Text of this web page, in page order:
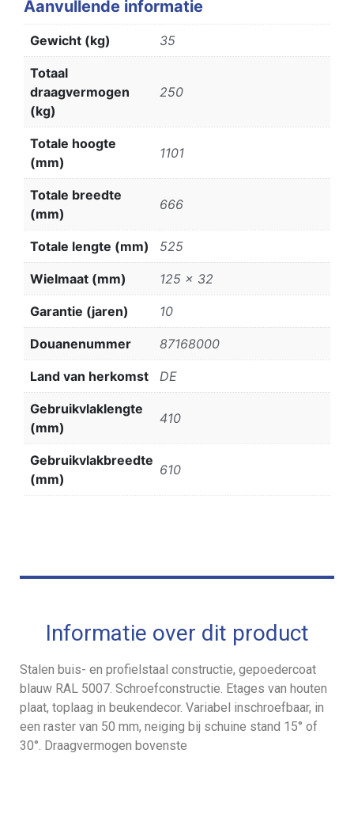
Aanvullende informatie
Gewicht (kg) 35
Totaal
draagvermogen
(kg)
250
Totale hoogte
(mm)
1101
Totale breedte
(mm)
666
Totale lengte (mm) 525
Wielmaat (mm) 125 x 32
Garantie (jaren) 10
Douanenummer 87168000
Land van herkomst DE
Gebruikvlaklengte
(mm)
410
Gebruikvlakbreedte
(mm)
610
Informatie over dit product
Stalen buis- en profielstaal constructie, gepoedercoat
blauw RAL 5007. Schroefconstructie. Etages van houten
plaat, toplaag in beukendecor. Variabel inschroefbaar, in
een raster van 50 mm, neiging bij schuine stand 15° of
30°. Draagvermogen bovenste